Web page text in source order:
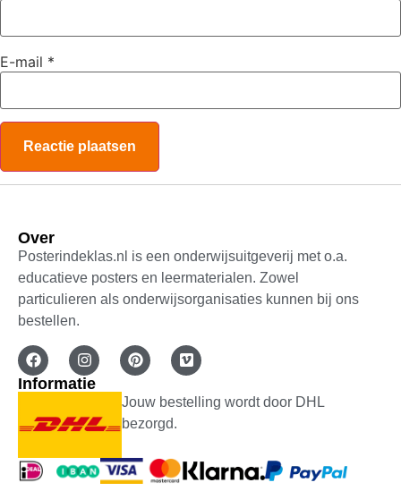
E-mail *
Over
Posterindeklas.nl is een onderwijsuitgeverij met o.a.
educatieve posters en leermaterialen. Zowel
particulieren als onderwijsorganisaties kunnen bij ons
bestellen.
Informatie
Jouw bestelling wordt door DHL
bezorgd.